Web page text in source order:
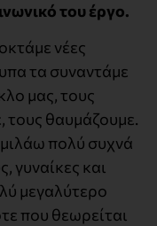
του έργο.
νέες
τα συναντάμε
μας, τους
τους θαυμάζουμε.
πολύ συχνά
γυναίκες και
μεγαλύτερο
που θεωρείται